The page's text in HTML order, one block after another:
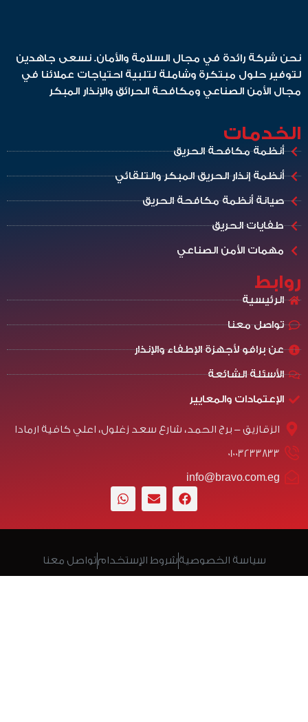
نحن شركة رائدة في مجال السلامة والأمان. نسعى جاهدين
لتوفير حلول مبتكرة وشاملة لتلبية احتياجات عملائنا في
مجال الأمن الصناعي ومكافحة الحرائق والإنذار المبكر
الخدمات
أنظمة مكافحة الحريق
أنظمة إنذار الحريق المبكر والتلقائي
صيانة أنظمة مكافحة الحريق
طفايات الحريق
مهمات الأمن الصناعي
روابط
الرئيسية
تواصل معنا
عن برافو لأجهزة الإطفاء والإنذار
الأسئلة الشائعة
الإعتمادات والمعايير
الزقازيق - برج الحمد، شارع سعد زغلول، اعلي كافية ارمادا
01003233833
info@bravo.com.eg
سياسة الخصوصيةشروط الإستخدامتواصل معنا